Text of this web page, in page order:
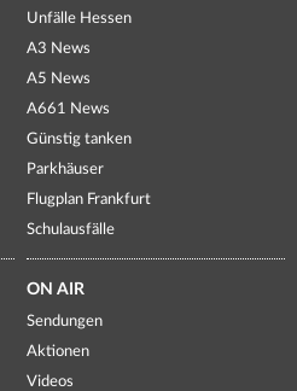
Unfälle Hessen
A3 News
A5 News
A661 News
Günstig tanken
Parkhäuser
Flugplan Frankfurt
Schulausfälle
ON AIR
Sendungen
Aktionen
Videos